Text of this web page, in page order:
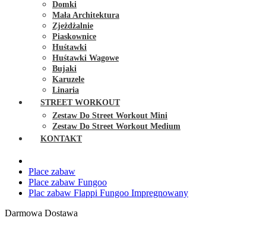
Domki
Mała Architektura
Zjeżdżalnie
Piaskownice
Huśtawki
Huśtawki Wagowe
Bujaki
Karuzele
Linaria
STREET WORKOUT
Zestaw Do Street Workout Mini
Zestaw Do Street Workout Medium
KONTAKT
Place zabaw
Place zabaw Fungoo
Plac zabaw Flappi Fungoo Impregnowany
Darmowa Dostawa